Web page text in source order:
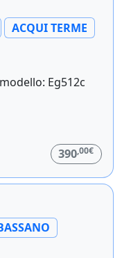
ACQUI TERME
Eg512c
390,00€